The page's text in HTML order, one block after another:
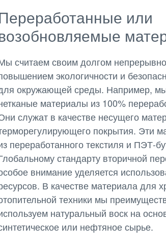
или
считаем своим долгом
экологичности и
окружающей среды. Например,
материалы из 100%
служат в качестве несущего
покрытия. Эти
переработанного текстиля и ПЭТ-
стандарту вторичной
внимание уделяется
В качестве материала для
техники мы
натуральный воск на
или нефтяное сырье.